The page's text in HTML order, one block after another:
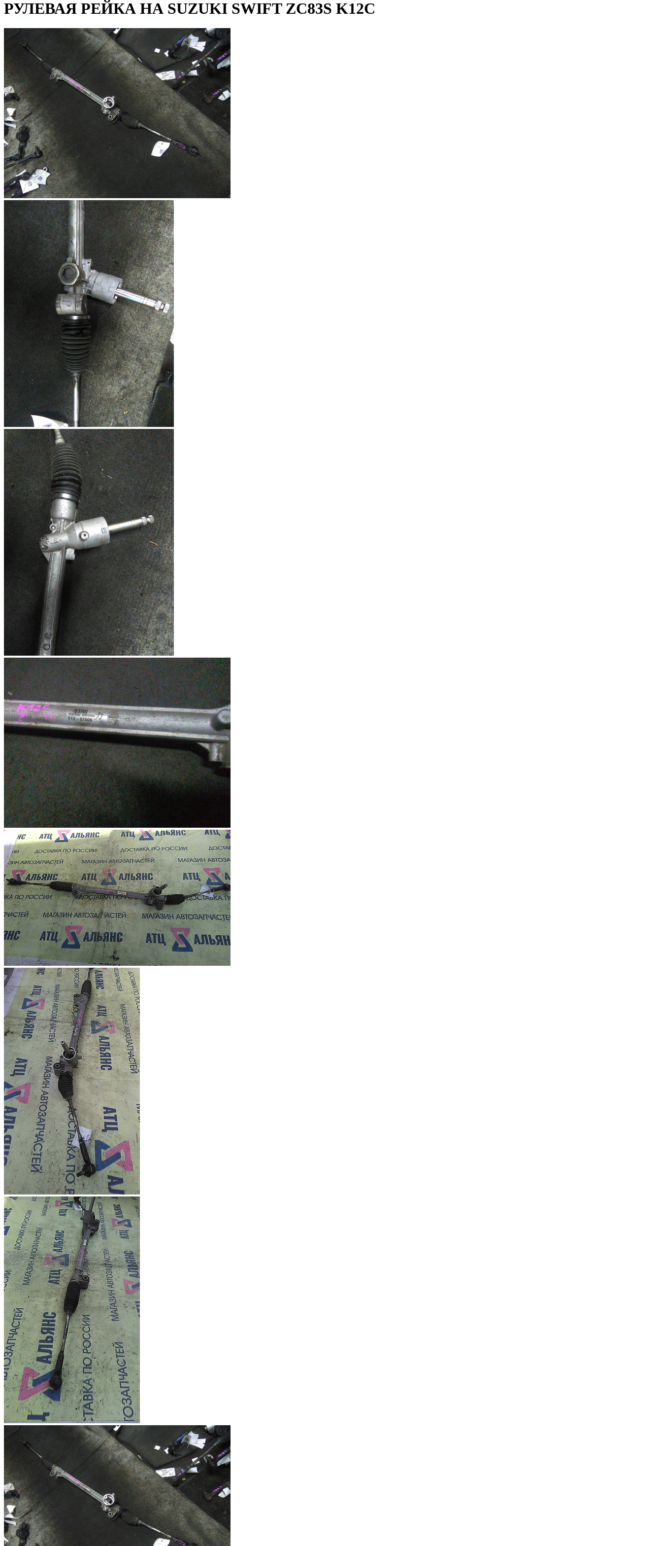
РУЛЕВАЯ РЕЙКА НА SUZUKI SWIFT ZC83S K12C